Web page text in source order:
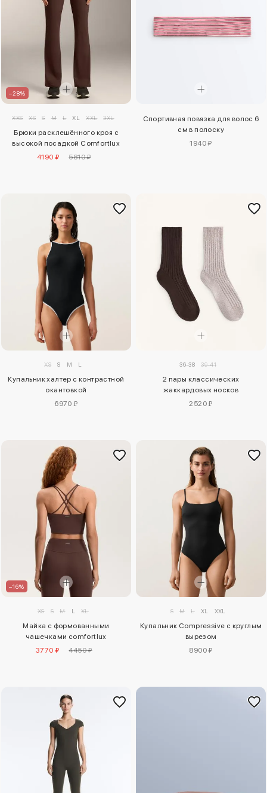
–28%
XXS XS S M L XL XXL 3XL
Брюки расклешённого кроя с
высокой посадкой Comfortlux
4190 ₽
5810 ₽
Спортивная повязка для волос 6
см в полоску
1940 ₽
XS S M L
Купальник халтер с контрастной
окантовкой
6970 ₽
36-38 39-41
2 пары классических
жаккардовых носков
2520 ₽
–16%
XS S M L XL
Майка с формованными
чашечками comfortlux
3770 ₽
4450 ₽
S M L XL XXL
Купальник Compressive с круглым
вырезом
8900 ₽